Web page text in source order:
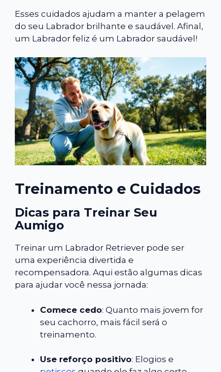
Esses cuidados ajudam a manter a pelagem
do seu Labrador brilhante e saudável. Afinal,
um Labrador feliz é um Labrador saudável!
Treinamento e Cuidados
Dicas para Treinar Seu
Aumigo
Treinar um Labrador Retriever pode ser
uma experiência divertida e
recompensadora. Aqui estão algumas dicas
para ajudar você nessa jornada:
Comece cedo: Quanto mais jovem for
seu cachorro, mais fácil será o
treinamento.
Use reforço positivo: Elogios e